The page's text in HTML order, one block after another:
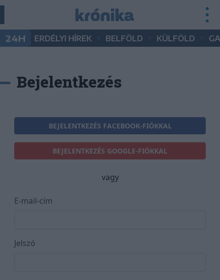
24H ERDÉLYI HÍREK BELFÖLD KÜLFÖLD
Bejelentkezés
BEJELENTKEZÉS FACEBOOK-FIÓKKAL
BEJELENTKEZÉS GOOGLE-FIÓKKAL
vagy
E-mail-cím
Jelszó